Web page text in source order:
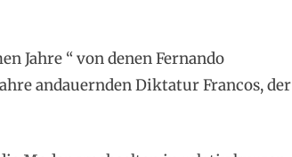
Jahre “ von denen Fernando
andauernden Diktatur Francos, der